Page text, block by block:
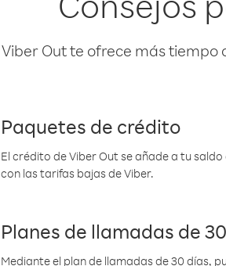
Viber Out te ofrece más tiempo
Paquetes de crédito
El crédito de Viber Out se añade a tu
con las tarifas bajas de Viber.
Planes de llamadas de
Mediante el plan de llamadas de 30 días,